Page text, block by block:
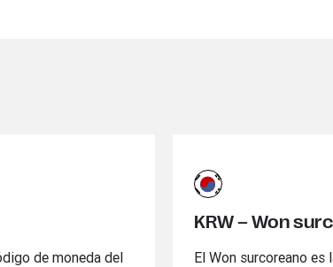
de moneda del
KRW – Won
El Won surcoreano es